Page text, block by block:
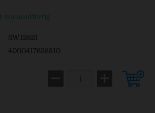
versandfertig
SW12621
4000417628510